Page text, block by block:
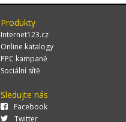
Produkty
Internet123.cz
Online katalogy
PPC kampaně
Sociální sítě
Sledujte nás
Facebook
Twitter